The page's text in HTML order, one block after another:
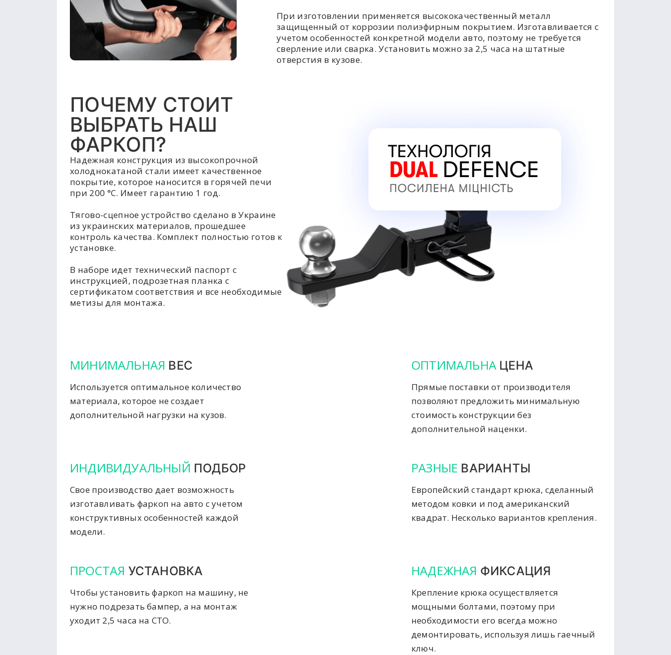
При изготовлении применяется высококачественный металл
защищенный от коррозии полиэфирным покрытием. Изготавливается с
учетом особенностей конкретной модели авто, поэтому не требуется
сверление или сварка. Установить можно за 2,5 часа на штатные
отверстия в кузове.
ПОЧЕМУ СТОИТ
ВЫБРАТЬ НАШ
ФАРКОП?
Надежная конструкция из высокопрочной
холоднокатаной стали имеет качественное
покрытие, которое наносится в горячей печи
при 200 °C. Имеет гарантию 1 год.
Тягово-сцепное устройство сделано в Украине
из украинских материалов, прошедшее
контроль качества. Комплект полностью готов к
установке.
В наборе идет технический паспорт с
инструкцией, подрозетная планка с
сертификатом соответствия и все необходимые
метизы для монтажа.
МИНИМАЛЬНАЯ ВЕС
Используется оптимальное количество
материала, которое не создает
дополнительной нагрузки на кузов.
ОПТИМАЛЬНА ЦЕНА
Прямые поставки от производителя
позволяют предложить минимальную
стоимость конструкции без
дополнительной наценки.
ИНДИВИДУАЛЬНЫЙ ПОДБОР
Свое производство дает возможность
изготавливать фаркоп на авто с учетом
конструктивных особенностей каждой
модели.
РАЗНЫЕ ВАРИАНТЫ
Европейский стандарт крюка, сделанный
методом ковки и под американский
квадрат. Несколько вариантов крепления.
ПРОСТАЯ УСТАНОВКА
Чтобы установить фаркоп на машину, не
нужно подрезать бампер, а на монтаж
уходит 2,5 часа на СТО.
НАДЕЖНАЯ ФИКСАЦИЯ
Крепление крюка осуществляется
мощными болтами, поэтому при
необходимости его всегда можно
демонтировать, используя лишь гаечный
ключ.